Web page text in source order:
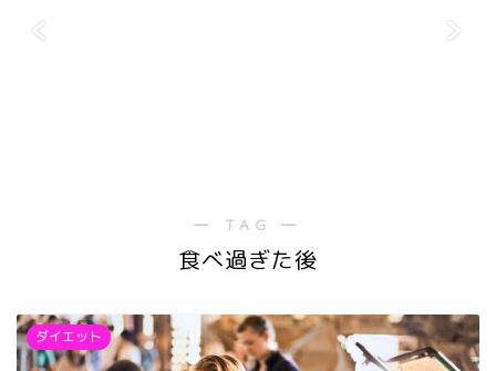
― TAG ―
食べ過ぎた後
ダイエット